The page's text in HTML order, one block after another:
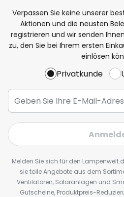
Verpassen Sie keine unserer
Aktionen und die neusten
registrieren und wir senden
zu, den Sie bei Ihrem ersten
einlösen
Privatkunde
Melden Sie sich für den
sie tolle Angebote aus dem
Ventilatoren, Solaranlagen und
Gutscheine, Produktpreis-